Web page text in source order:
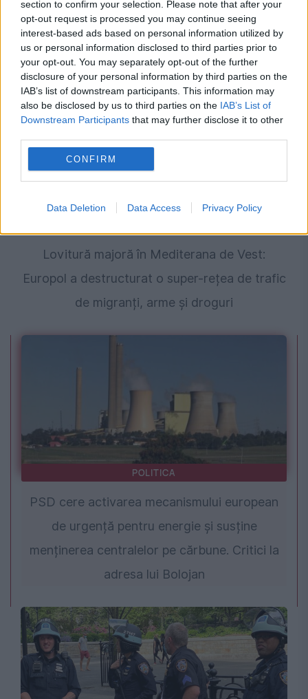
section to confirm your selection. Please note that after your
opt-out request is processed you may continue seeing
interest-based ads based on personal information utilized by
us or personal information disclosed to third parties prior to
your opt-out. You may separately opt-out of the further
disclosure of your personal information by third parties on the
IAB’s list of downstream participants. This information may
also be disclosed by us to third parties on the IAB’s List of
Downstream Participants that may further disclose it to other
CONFIRM
Data Deletion Data Access Privacy Policy
Caz cutremurător în Chicago. Vecinii se
plângeau de un miros insuportabil
Lovitură majoră în Mediterana de Vest:
Europol a destructurat o super-rețea de trafic
de migranți, arme și droguri
POLITICA
PSD cere activarea mecanismului european
de urgență pentru energie și susține
menținerea centralelor pe cărbune. Critici la
adresa lui Bolojan